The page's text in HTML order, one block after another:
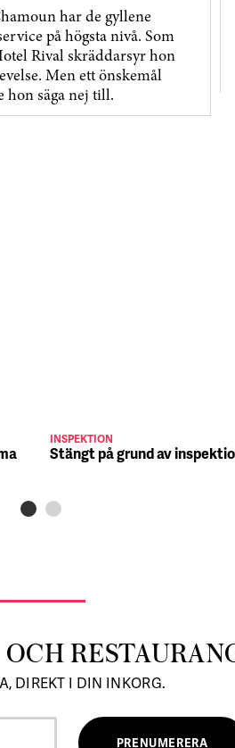
har de gyllene
på högsta nivå. Som
Rival skräddarsyr hon
Men ett önskemål
hon säga nej till.
INSPEKTION
Stängt på grund av
DIREKT I DIN INKORG.